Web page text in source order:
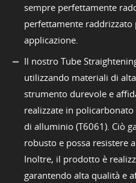
sempre perfettamente
perfettamente
applicazione.
Il nostro Tube
utilizzando materiali di
strumento durevole e
realizzate in
di alluminio (T6061). Ciò
robusto e possa resistere
Inoltre, il prodotto è
garantendo alta qualità e